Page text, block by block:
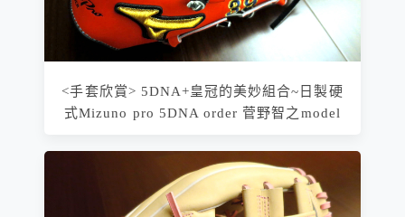
<手套欣賞> 5DNA+皇冠的美妙組合~日製硬
式Mizuno pro 5DNA order 菅野智之model